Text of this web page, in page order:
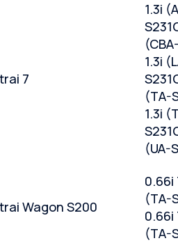
7
1.3i
1.3i
(TA-
1.3i
(UA-
Wagon S200
0.66i
(TA-
0.66i
(TA-